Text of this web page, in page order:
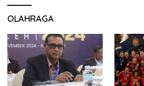
OLAHRAGA